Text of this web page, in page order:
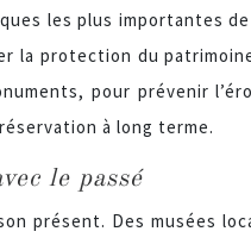
les plus importantes
la protection du
pour prévenir
à long terme.
le passé
présent. Des musées